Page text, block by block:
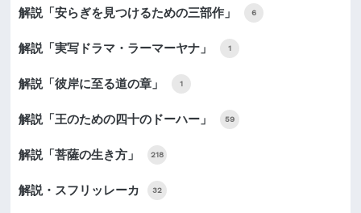
解説「安らぎを見つけるための三部作」 6
解説「実写ドラマ・ラーマーヤナ」 1
解説「彼岸に至る道の章」 1
解説「王のための四十のドーハー」 59
解説「菩薩の生き方」 218
解説・スフリッレーカ 32